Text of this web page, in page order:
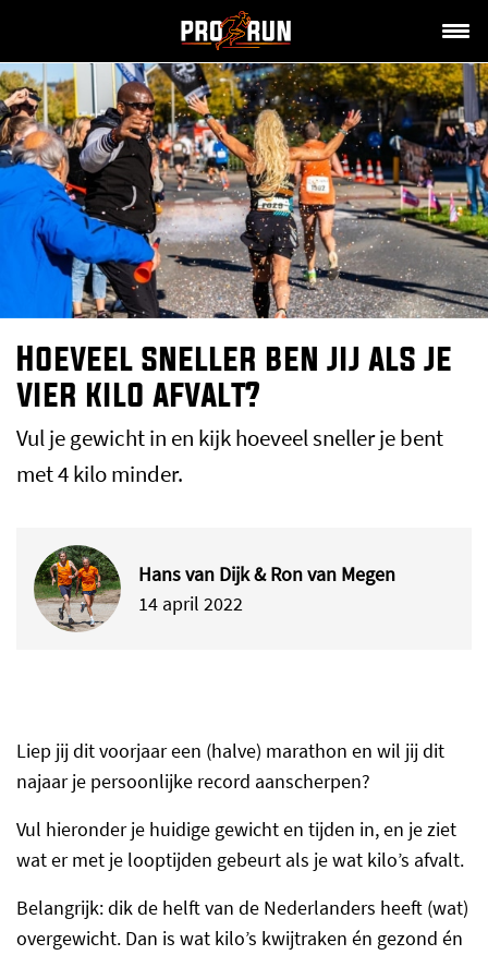
Hoeveel sneller ben jij als je
vier kilo afvalt?
Vul je gewicht in en kijk hoeveel sneller je bent
met 4 kilo minder.
Hans van Dijk & Ron van Megen
14 april 2022
Liep jij dit voorjaar een (halve) marathon en wil jij dit
najaar je persoonlijke record aanscherpen?
Vul hieronder je huidige gewicht en tijden in, en je ziet
wat er met je looptijden gebeurt als je wat kilo’s afvalt.
Belangrijk: dik de helft van de Nederlanders heeft (wat)
overgewicht. Dan is wat kilo’s kwijtraken én gezond én